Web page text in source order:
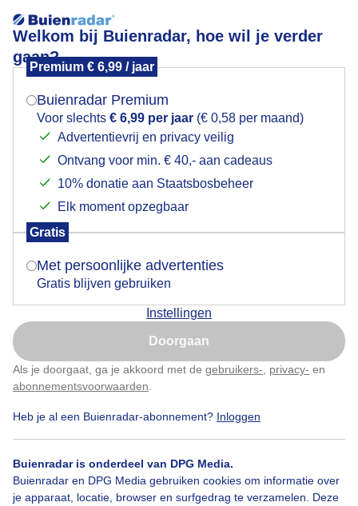
Welkom bij Buienradar, hoe wil je verder
gaan?
Premium € 6,99 / jaar
Buienradar Premium
Voor slechts € 6,99 per jaar (€ 0,58 per maand)
Advertentievrij en privacy veilig
Ontvang voor min. € 40,- aan cadeaus
10% donatie aan Staatsbosbeheer
Elk moment opzegbaar
Gratis
Met persoonlijke advertenties
Gratis blijven gebruiken
Instellingen
Doorgaan
Als je doorgaat, ga je akkoord met de gebruikers- privacy- en
abonnementsvoorwaarden
Heb je al een Buienradar-abonnement? Inloggen
Buienradar is onderdeel van DPG Media.
Buienradar en DPG Media gebruiken cookies om informatie over
je apparaat, locatie, browser en surfgedrag te verzamelen. Deze
Pullen
De pulletjes laten zich weer zien,de lente komt
eraan.....
Door: Ton Wesselius Gemaakt: 08-03-2022, 200x bekeken
Lente Ganzenpullen Natuur
Mogen we je locatie gebruiken voor het
Indien je hier nog geen akkoord op hebt gegeven,
verschijnt er zo een pop-up uit je browser waarin
Is goed, toon de popup
Nu niet, misschien later
Klik hierom dit aan te passen